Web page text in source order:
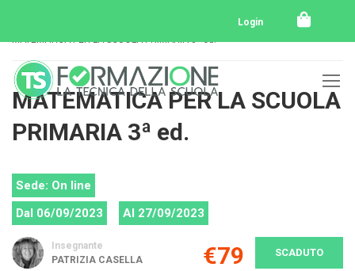
Login
MATEMATICA PER LA SCUOLA PRIMARIA 3ª ed.
MATEMATICA PER LA SCUOLA
PRIMARIA 3ª ed.
Sede: On line
Dal 06/09/2023
Al 27/09/2023
Insegnante
PATRIZIA CASELLA
€79 SCADUTO